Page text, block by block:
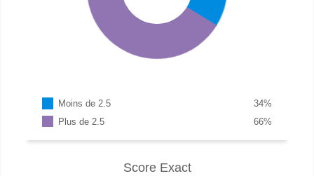
Moins de 2.5 %
34
Plus de 2.5
%
66
Score Exact